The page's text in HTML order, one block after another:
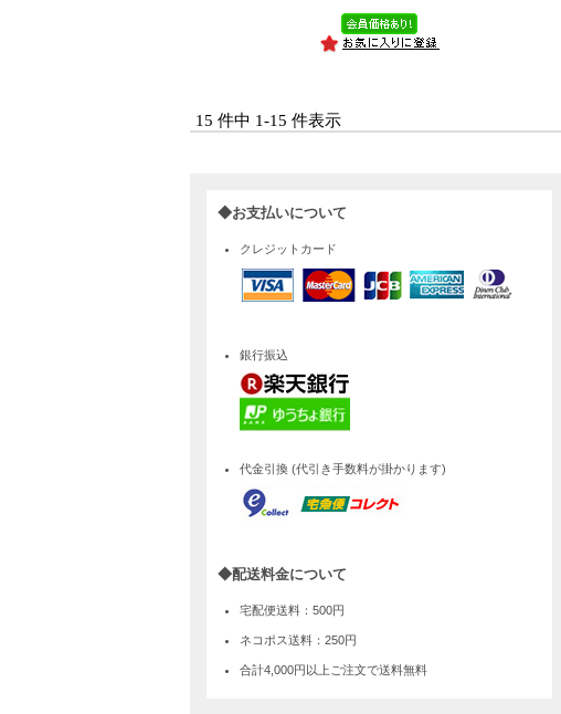
15 件中 1-15 件表示